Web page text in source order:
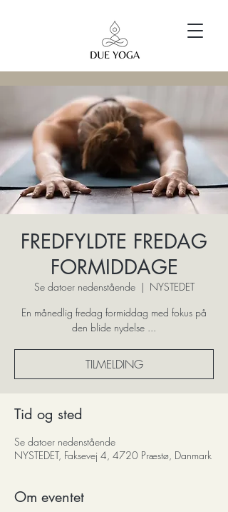
FREDFYLDTE FREDAG
FORMIDDAGE
Se datoer nedenstående
  |
NYSTEDET
En månedlig fredag formiddag med fokus på
den blide nydelse ...
TILMELDING
Tid og sted
Se datoer nedenstående
NYSTEDET, Faksevej 4, 4720 Præstø, Danmark
Om eventet